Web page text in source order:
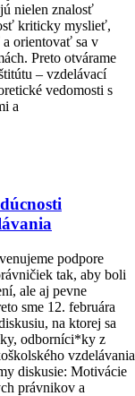
nielen znalosť
kriticky myslieť,
orientovať sa v
Preto otvárame
– vzdelávací
vedomosti s
a
podpore
tak, aby boli
ale aj pevne
sme 12. februára
na ktorej sa
odborníci*ky z
vzdelávania
diskusie: Motivácie
právnikov a